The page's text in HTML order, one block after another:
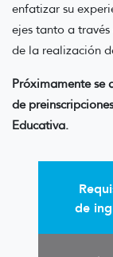
enfatizar su
ejes tanto a
de la realización
Próximamente se
de
Educativa.
de